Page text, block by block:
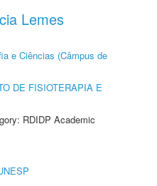
Lemes
e Ciências (Câmpus de
DE FISIOTERAPIA E
RDIDP Academic